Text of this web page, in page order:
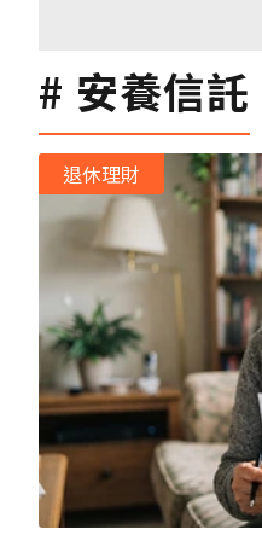
安養信託
退休理財